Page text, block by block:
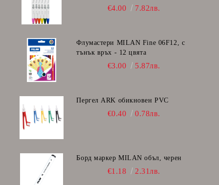
€4.00 7.82лв.
Флумастери MILAN Fine 06F12, с
тънък връх - 12 цвята
€3.00 5.87лв.
Пергел ARK обикновен PVC
€0.40 0.78лв.
Борд маркер MILAN объл, черен
€1.18 2.31лв.